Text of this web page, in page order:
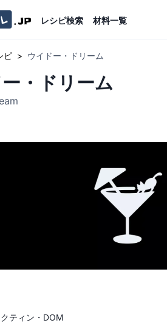
レシピ検索 材料一覧
ピ > ウイドー・ドリーム
・ドリーム
ティン・DOM